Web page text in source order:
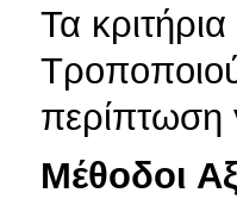
Τα
περίπτωση
Μέθοδοι